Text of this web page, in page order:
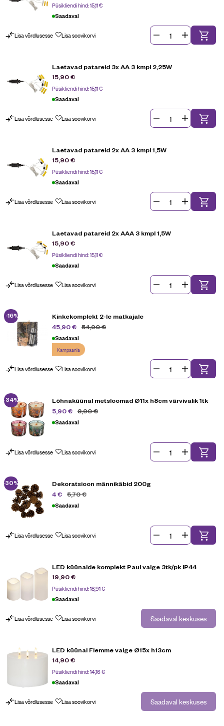
Püsikliendi hind:15,11€
Saadaval
Lisa võrdlusesse Lisa soovikorvi
Laetavad patareid 3x AA 3 kmpl 2,25W
15,90€
Püsikliendi hind:15,11€
Saadaval
Lisa võrdlusesse Lisa soovikorvi
Laetavad patareid 2x AA 3 kmpl 1,5W
15,90€
Püsikliendi hind:15,11€
Saadaval
Lisa võrdlusesse Lisa soovikorvi
Laetavad patareid 2x AAA 3 kmpl 1,5W
15,90€
Püsikliendi hind:15,11€
Saadaval
Lisa võrdlusesse Lisa soovikorvi
-16%
Kinkekomplekt 2-le matkajale
54,90€
45,90€
Saadaval
Kampaania
Lisa võrdlusesse Lisa soovikorvi
-34%
Lõhnaküünal metsloomad Ø11x h8cm värvivalik 1tk
8,90€
5,90€
Saadaval
Lisa võrdlusesse Lisa soovikorvi
-30%
Dekoratsioon männikäbid 200g
5,70€
4€
Saadaval
Lisa võrdlusesse Lisa soovikorvi
LED küünalde komplekt Paul valge 3tk/pk IP44
19,90€
Püsikliendi hind:18,91€
Saadaval
Lisa võrdlusesse Lisa soovikorvi Saadaval keskuses
LED küünal Flemme valge Ø15x h13cm
14,90€
Püsikliendi hind:14,16€
Saadaval
Lisa võrdlusesse Lisa soovikorvi Saadaval keskuses